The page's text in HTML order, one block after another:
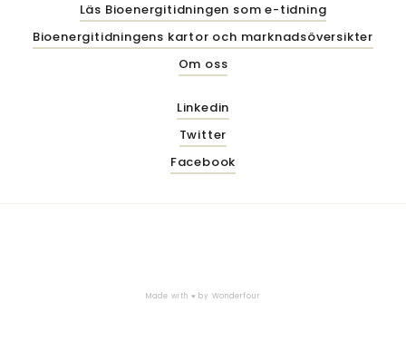
Läs Bioenergitidningen som e-tidning
Bioenergitidningens kartor och marknadsöversikter
Om oss
Linkedin
Twitter
Facebook
Made with ♥ by Wonderfour